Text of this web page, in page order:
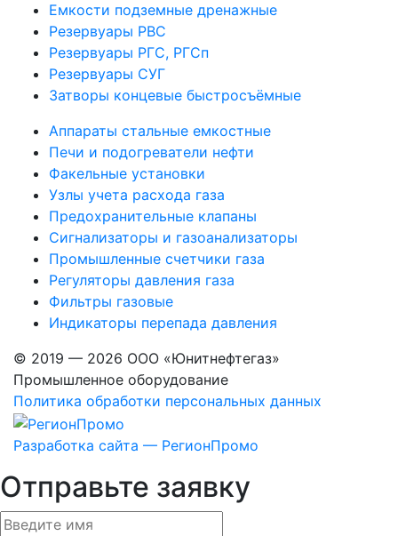
Емкости подземные дренажные
Резервуары РВС
Резервуары РГС, РГСп
Резервуары СУГ
Затворы концевые быстросъёмные
Аппараты стальные емкостные
Печи и подогреватели нефти
Факельные установки
Узлы учета расхода газа
Предохранительные клапаны
Сигнализаторы и газоанализаторы
Промышленные счетчики газа
Регуляторы давления газа
Фильтры газовые
Индикаторы перепада давления
© 2019 — 2026 ООО «Юнитнефтегаз»
Промышленное оборудование
Политика обработки персональных данных
Разработка сайта — РегионПромо
Отправьте заявку